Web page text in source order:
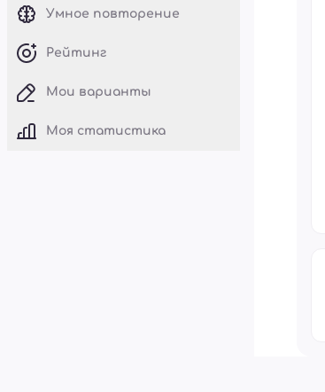
Умное повторение
Рейтинг
Мои варианты
Моя статистика